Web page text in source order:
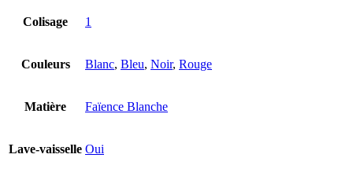
Colisage 1
Couleurs Blanc, Bleu, Noir, Rouge
Matière Faïence Blanche
Lave-vaisselle Oui